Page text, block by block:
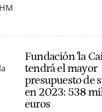
Fundación 'la
tendrá el mayor
presupuesto de
en 2023: 538
euros